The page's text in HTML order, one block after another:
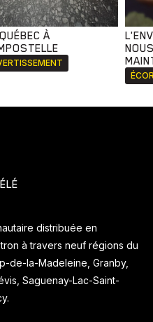
À
distribuée en
à travers neuf régions du
de-la-Madeleine, Granby,
Saguenay-Lac-Saint-